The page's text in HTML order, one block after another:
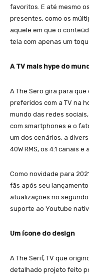
favoritos. E até mesmo
presentes, como os
aquele em que o
tela com apenas um
A TV mais hype do
A The Sero gira para
preferidos com a TV na
mundo das redes
com smartphones e o
um dos cenários, a
40W RMS, os 4.1 canais
Como novidade para
fãs após seu
atualizações no
suporte ao Youtube
Um ícone do design
A The Serif, TV que
detalhado projeto feito